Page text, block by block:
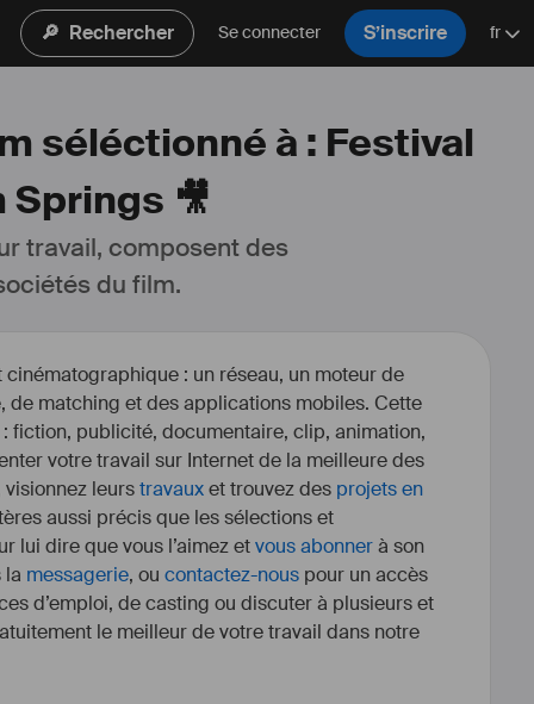
🔎 Rechercher Se connecter S’inscrire fr
séléctionné à : Festival
🎥
travail, composent des
du film.
: un réseau, un moteur de
de matching et des applications mobiles. Cette
fiction, publicité, documentaire, clip, animation,
votre travail sur Internet de la meilleure des
visionnez leurstravauxet trouvez des projets en
aussi précis que les sélections et
lui dire que vous l’aimez etvous abonnerà son
la messagerie, ou contactez-nous pour un accès
d’emploi, de casting ou discuter à plusieurs et
le meilleur de votre travail dans notre